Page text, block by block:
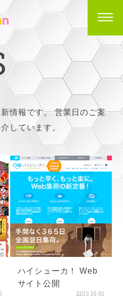
情報です。営業日のご案
しています。
ハイシューカ！ Web
サイト公開
2013.10.01